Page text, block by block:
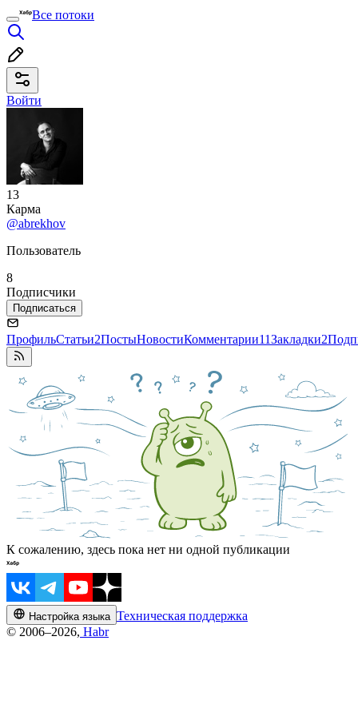
Все потоки
Войти
13
Карма
@abrekhov
Пользователь
8
Подписчики
Подписаться
ПрофильСтатьи2ПостыНовостиКомментарии11Закладки2
К сожалению, здесь пока нет ни одной публикации
Настройка языка Техническая поддержка
© 2006–2026, Habr